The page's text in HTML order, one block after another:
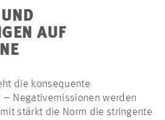
AUF
die konsequente
– Negativemissionen werden
stärkt die Norm die stringente